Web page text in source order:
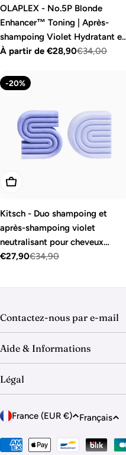
OLAPLEX - No.5P Blonde
Enhancer™ Toning | Après-
shampoing Violet Hydratant et
Déjaunissant
Prix
de
vente
À partir de €28,90
Prix
régulier
€34,00
-20%
Ajouter Au Panier
Kitsch - Duo shampoing et
après-shampoing violet
neutralisant pour cheveux
blonds ou décolorés
Prix
€27,90
Prix €34,90
Contactez-nous par e-mail
Aide & Informations
Légal
P
y
France (EUR €)
L
n
Français
Modes